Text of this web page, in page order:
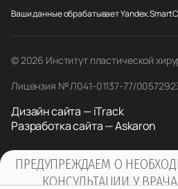
Ваши данные обрабатывает
© 2026 Институт пластической
Лицензия № Л041-01137-77/
Дизайн сайта — iTrack
Разработка сайта — Askaron
ПРЕДУПРЕЖДАЕМ О
КОНСУЛЬТАЦИИ У